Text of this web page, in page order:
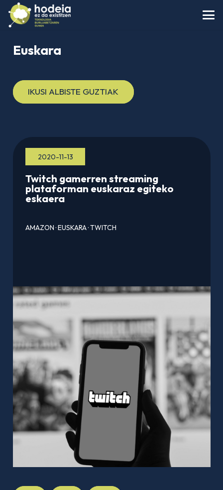
Euskara
IKUSI ALBISTE GUZTIAK
2020-11-13
Twitch gamerren streaming
plataforman euskaraz egiteko
eskaera
AMAZON·EUSKARA·TWITCH